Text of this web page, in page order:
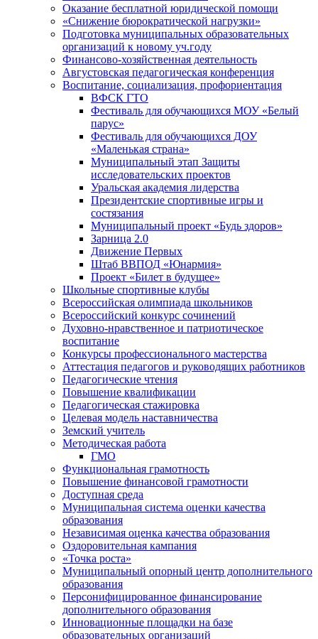
Оказание бесплатной юридической помощи
«Снижение бюрократической нагрузки»
Подготовка муниципальных образовательных
организаций к новому уч.году
Финансово-хозяйственная деятельность
Августовская педагогическая конференция
Воспитание, социализация, профориентация
ВФСК ГТО
Фестиваль для обучающихся МОУ «Белый
парус»
Фестиваль для обучающихся ДОУ
«Маленькая страна»
Муниципальный этап Защиты
исследовательских проектов
Уральская академия лидерства
Президентские спортивные игры и
состязания
Муниципальный проект «Будь здоров»
Зарница 2.0
Движение Первых
Штаб ВВПОД «Юнармия»
Проект «Билет в будущее»
Школьные спортивные клубы
Всероссийская олимпиада школьников
Всероссийский конкурс сочинений
Духовно-нравственное и патриотическое
воспитание
Конкурсы профессионального мастерства
Аттестация педагогов и руководящих работников
Педагогические чтения
Повышение квалификации
Педагогическая стажировка
Целевая модель наставничества
Земский учитель
Методическая работа
ГМО
Функциональная грамотность
Повышение финансовой грамотности
Доступная среда
Муниципальная система оценки качества
образования
Независимая оценка качества образования
Оздоровительная кампания
«Точка роста»
Муниципальный опорный центр дополнительного
образования
Персонифицированное финансирование
дополнительного образования
Инновационные площадки на базе
образовательных организаций